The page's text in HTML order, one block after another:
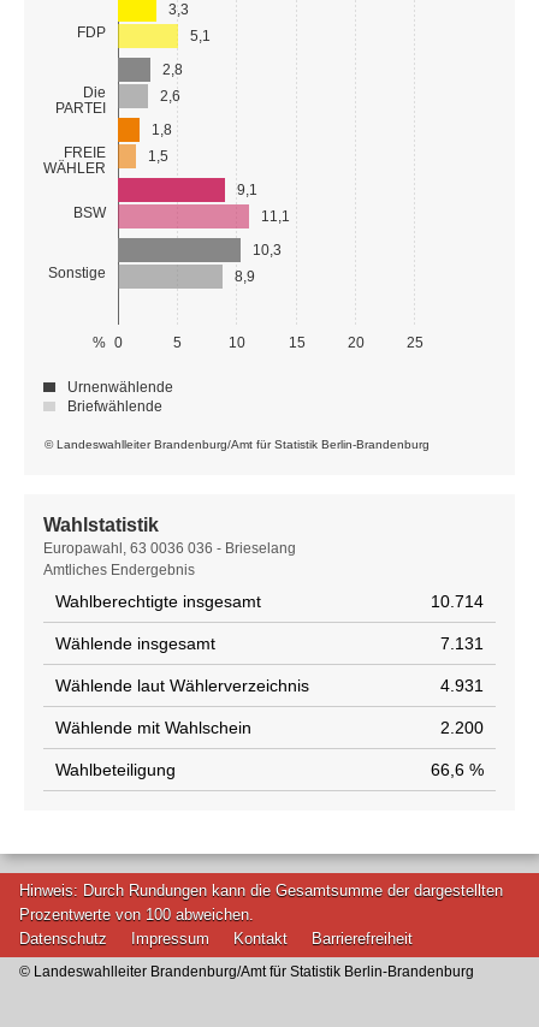
FDP
Die
PARTEI
FREIE
WÄHLER
BSW
Sonstige
0 5 10 15 20 25
%
5,1
2,6
1,5
11,1
8,9
3,3
2,8
1,8
9,1
10,3
© Landeswahlleiter Brandenburg/Amt für Statistik Berlin-Brandenburg
Urnenwählende
Briefwählende
Wahlstatistik
Wahlstatistik
Europawahl, 63 0036 036 - Brieselang
Amtliches Endergebnis
Wahlberechtigte insgesamt 10.714
Wählende insgesamt 7.131
Wählende laut Wählerverzeichnis 4.931
Wählende mit Wahlschein 2.200
Wahlbeteiligung 66,6 %
Hinweis: Durch Rundungen kann die Gesamtsumme der dargestellten
Prozentwerte von 100 abweichen.
Datenschutz
Impressum Kontakt Barrierefreiheit
© Landeswahlleiter Brandenburg/Amt für Statistik Berlin-Brandenburg